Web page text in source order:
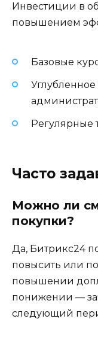
Инвестиции в
повышением
Базовые
Регулярные
Часто
Можно ли
покупки?
Да, Битрикс24
повысить или
повышении
понижении —
следующий